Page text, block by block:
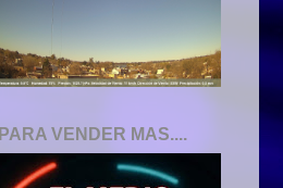
PARA VENDER MAS....